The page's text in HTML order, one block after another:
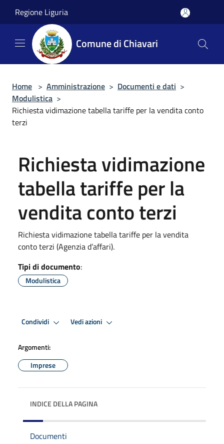
Regione Liguria
Comune di Chiavari
Home > Amministrazione > Documenti e dati >
Modulistica >
Richiesta vidimazione tabella tariffe per la vendita conto
terzi
Richiesta vidimazione
tabella tariffe per la
vendita conto terzi
Richiesta vidimazione tabella tariffe per la vendita
conto terzi (Agenzia d’affari).
Tipi di documento:
Modulistica
Condividi Vedi azioni
Argomenti:
Imprese
INDICE DELLA PAGINA
Documenti